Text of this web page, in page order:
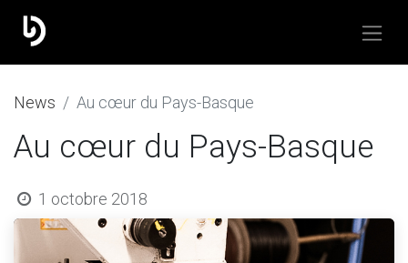
​News Au cœur du Pays-Basque
Au cœur du Pays-Basque
1 octobre 2018